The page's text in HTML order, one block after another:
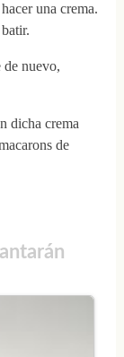
una crema.
de nuevo,
dicha crema
de